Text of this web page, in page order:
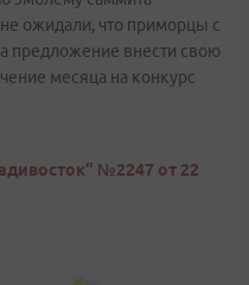
ожидали, что приморцы с
предложение внести свою
месяца на конкурс
№2247 от 22